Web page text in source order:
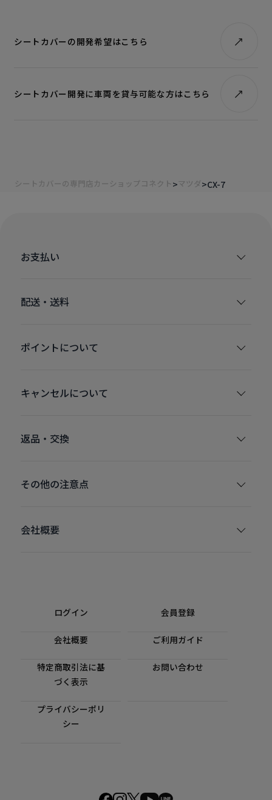
シートカバーの開発希望はこちら
シートカバー開発に車両を貸与可能な方はこちら
シートカバーの専門店カーショップコネクト マツダ CX-7
お支払い
配送・送料
ポイントについて
キャンセルについて
返品・交換
その他の注意点
会社概要
ログイン 会員登録
会社概要 ご利用ガイド
特定商取引法に基
づく表示
お問い合わせ
プライバシーポリ
シー